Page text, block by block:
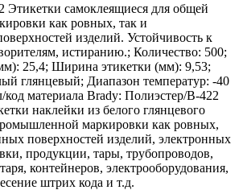
Этикетки самоклеящиеся для общей
как ровных, так и
изделий. Устойчивость к
истиранию.; Количество: 500;
25,4; Ширина этикетки (мм): 9,53;
глянцевый; Диапазон температур: -40
материала Brady: Полиэстер/В-422
наклейки из белого глянцевого
маркировки как ровных,
поверхностей изделий, электронных
продукции, тары, трубопроводов,
контейнеров, электрооборудования,
штрих кода и т.д.